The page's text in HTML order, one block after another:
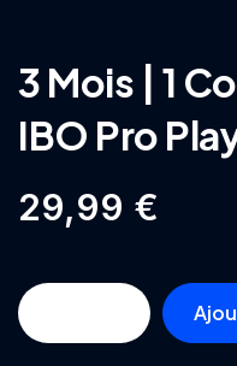
3 Mois | 1
IBO Pro
29,99 €